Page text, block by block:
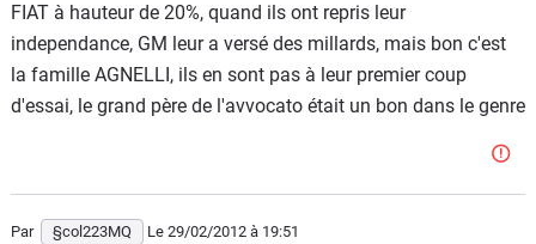
Si oui, peut-il le faire à tout moment ?
Et par quels moyens (rachat d'actions avec ses bénéfices
?).
Porsche peut-il reprendre son indépendance vis à vis de
FIAT à hauteur de 20%, quand ils ont repris leur
independance, GM leur a versé des millards, mais bon c'est
la famille AGNELLI, ils en sont pas à leur premier coup
d'essai, le grand père de l'avvocato était un bon dans le genre
Par §col223MQ Le 29/02/2012 à 19:51